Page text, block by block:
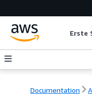
Erste
Documentation